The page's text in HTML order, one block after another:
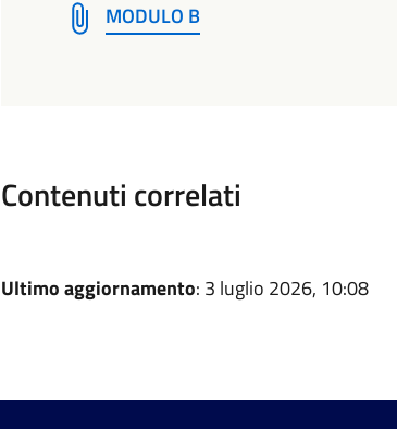
MODULO B
Contenuti correlati
Ultimo aggiornamento: 3 luglio 2026, 10:08